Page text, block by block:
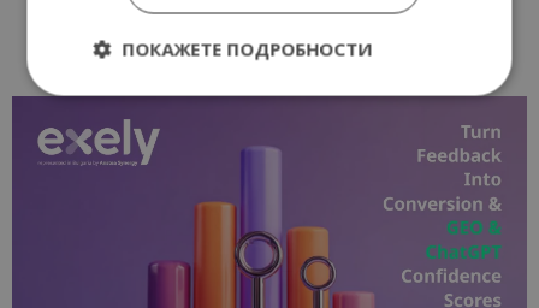
ПОКАЖЕТЕ ПОДРОБНОСТИ
Строго необходимо
Строго необходимите бисквитки позволяват
основната функционалност на уебсайта, като
потребителско влизане и управление на
акаунта. Уебсайтът не може да се използва
правилно без строго необходими бисквитки.